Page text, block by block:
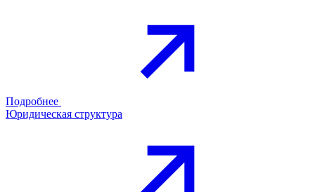
Подробнее
Юридическая структура